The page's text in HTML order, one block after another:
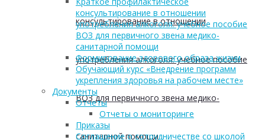
консультирование в отношении
употребления алкоголя: учебное пособие
ВОЗ для первичного звена медико-
санитарной помощи
консультирование в отношении
употребления алкоголя: учебное пособие
ВОЗ для первичного звена медико-
санитарной помощи
Формирование здорового образа жизни
Обучающий курс «Внедрение программ
укрепления здоровья на рабочем месте»
Документы
Отчеты
Отчеты о мониторинге
Приказы
Соглашение о сотрудничестве со школой